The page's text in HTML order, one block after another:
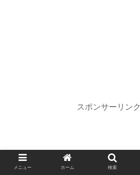
スポンサーリンク
メニュー ホーム 検索